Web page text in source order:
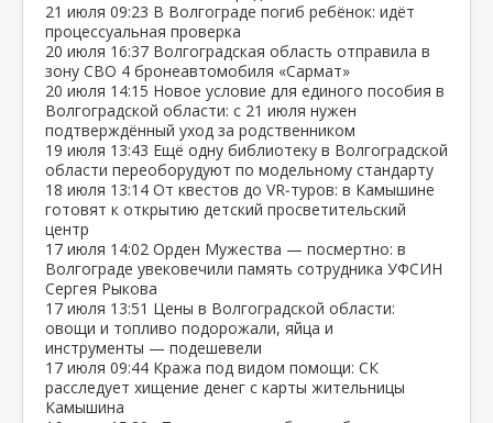
21 июля 09:23 В Волгограде погиб ребёнок: идёт
процессуальная проверка
20 июля 16:37 Волгоградская область отправила в
зону СВО 4 бронеавтомобиля «Сармат»
20 июля 14:15 Новое условие для единого пособия в
Волгоградской области: с 21 июля нужен
подтверждённый уход за родственником
19 июля 13:43 Ещё одну библиотеку в Волгоградской
области переоборудуют по модельному стандарту
18 июля 13:14 От квестов до VR‑туров: в Камышине
готовят к открытию детский просветительский
центр
17 июля 14:02 Орден Мужества — посмертно: в
Волгограде увековечили память сотрудника УФСИН
Сергея Рыкова
17 июля 13:51 Цены в Волгоградской области:
овощи и топливо подорожали, яйца и
инструменты — подешевели
17 июля 09:44 Кража под видом помощи: СК
расследует хищение денег с карты жительницы
Камышина